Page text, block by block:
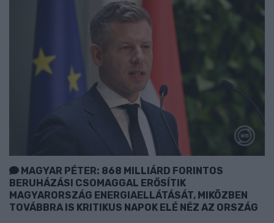
MAGYAR PÉTER: 868 MILLIÁRD FORINTOS
BERUHÁZÁSI CSOMAGGAL ERŐSÍTIK
MAGYARORSZÁG ENERGIAELLÁTÁSÁT, MIKÖZBEN
TOVÁBBRA IS KRITIKUS NAPOK ELÉ NÉZ AZ ORSZÁG